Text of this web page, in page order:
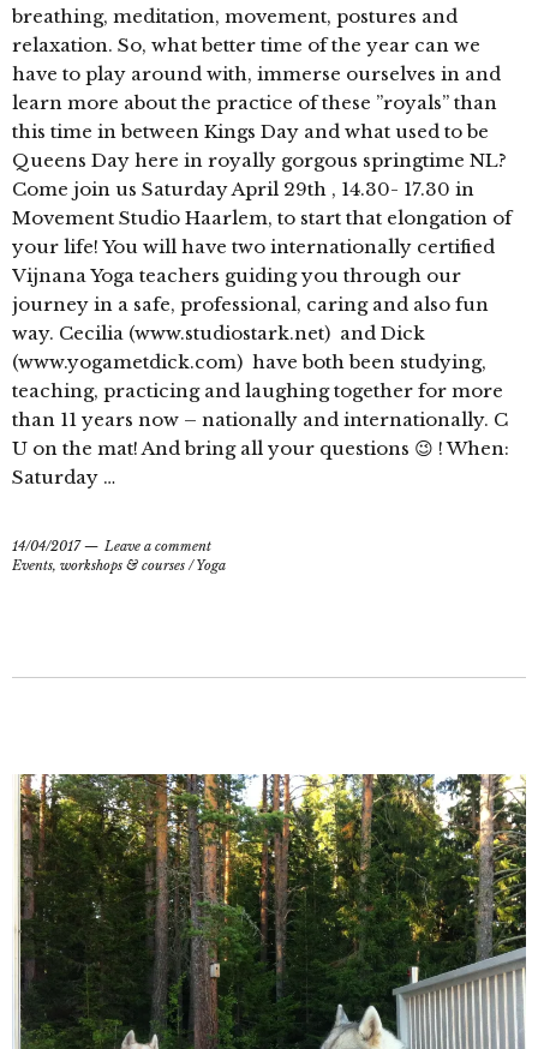
breathing, meditation, movement, postures and
relaxation. So, what better time of the year can we
have to play around with, immerse ourselves in and
learn more about the practice of these ”royals” than
this time in between Kings Day and what used to be
Queens Day here in royally gorgous springtime NL?
Come join us Saturday April 29th , 14.30- 17.30 in
Movement Studio Haarlem, to start that elongation of
your life! You will have two internationally certified
Vijnana Yoga teachers guiding you through our
journey in a safe, professional, caring and also fun
way. Cecilia (www.studiostark.net) and Dick
(www.yogametdick.com) have both been studying,
teaching, practicing and laughing together for more
than 11 years now – nationally and internationally. C
U on the mat! And bring all your questions 😉 ! When:
Saturday …
14/04/2017
Leave a comment
Events, workshops & courses /Yoga